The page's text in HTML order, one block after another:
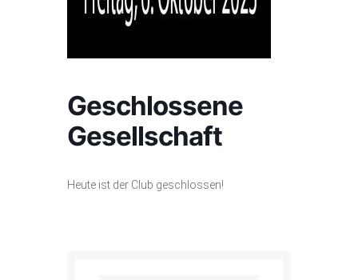
Geschlossene
Gesellschaft
Heute ist der Club geschlossen!